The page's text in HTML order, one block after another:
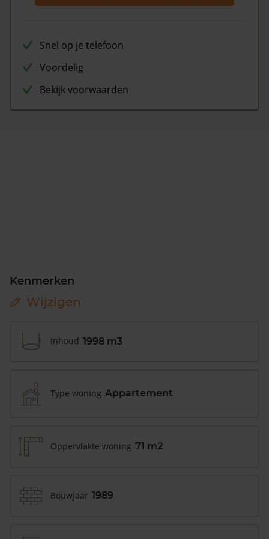
Snel op je telefoon
Voordelig
Bekijk voorwaarden
Kenmerken
Wijzigen
Inhoud 1998 m3
Type woning Appartement
Oppervlakte woning 71 m2
Bouwjaar 1989